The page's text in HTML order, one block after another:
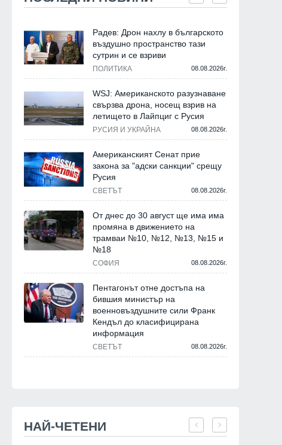
Премиерът Росен Желязков
запозна председателя на
Европейския съвет Антонио
Коща с възможностите на
29.04.2025г.
Премиерът Желязков:
Незабавно трябва да
Радев: Дрон нахлу в българското
въздушно пространство тази
сутрин и се взриви
ПОЛИТИКА 08.08.2026г.
WSJ: Американското разузнаване
свързва дрона, носещ взрив на
летището в Лайпциг с Русия
РУСИЯ И УКРАЙНА 08.08.2026г.
Американският Сенат прие
закона за "адски санкции" срещу
Русия
СВЕТЪТ 08.08.2026г.
От днес до 30 август ще има има
промяна в движението на
трамваи №10, №12, №13, №15 и
№18
СОФИЯ 08.08.2026г.
Пентагонът отне достъпа на
бившия министър на
военновъздушните сили Франк
Кендъл до класифицирана
информация
СВЕТЪТ 08.08.2026г.
НАЙ-ЧЕТЕНИ